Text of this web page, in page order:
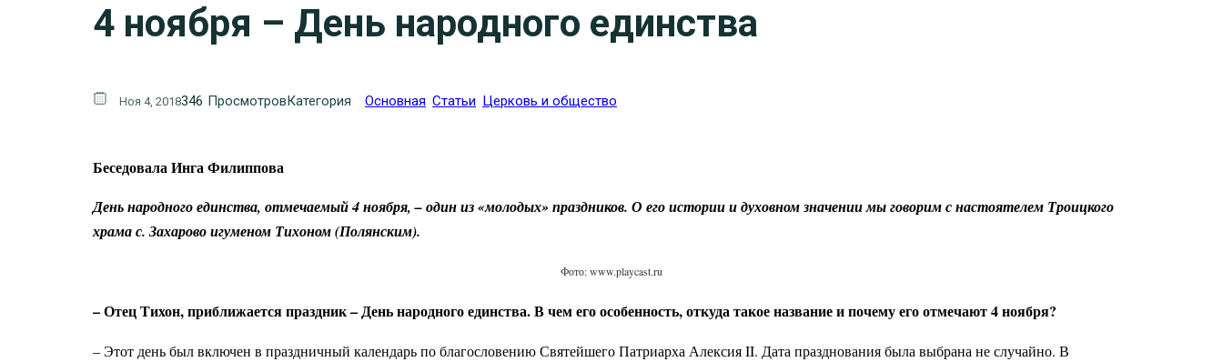
4 ноября – День народного единства
Ноя 4, 2018346 ПросмотровКатегория Основная Статьи Церковь и общество
Беседовала Инга Филиппова
День народного единства, отмечаемый 4 ноября, – один из «молодых» праздников. О его истории и духовном значении мы говорим с настоятелем Троицкого
храма с. Захарово игуменом Тихоном (Полянским).
Фото: www.playcast.ru
– Отец Тихон, приближается праздник – День народного единства. В чем его особенность, откуда такое название и почему его отмечают 4 ноября?
– Этот день был включен в праздничный календарь по благословению Святейшего Патриарха Алексия II. Дата празднования была выбрана не случайно. В